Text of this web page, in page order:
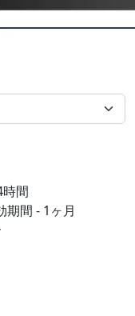
間
期間 - 1ヶ月